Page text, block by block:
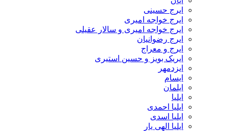
ایرج حسینی
ایرج خواجه امیری
ایرج خواجه امیری و سالار عقیلی
ایرج رضوانیان
ایرج و معراج
ایریک بویز و حسین استیری
ایزدمهر
ایسام
ایلمان
ایلیا
ایلیا احمدی
ایلیا اسدی
ایلیا الهی یار